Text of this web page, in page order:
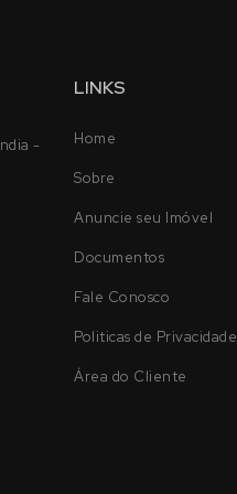
-
LINKS
Home
Sobre
Anuncie seu Imóvel
Documentos
Fale Conosco
Politicas de Privacidade
Área do Cliente